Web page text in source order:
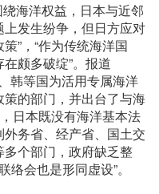
海洋权益，日本与近邻
发生纷争，但日方应对
”，“作为传统海洋国
颇多破绽”。报道
韩等国为活用专属海洋
的部门，并出台了与海
日本既没有海洋基本法
务省、经产省、国土交
个部门，政府缺乏整
络会也是形同虚设”。